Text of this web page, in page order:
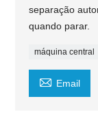
separação
quando parar.
máquina central
 Email